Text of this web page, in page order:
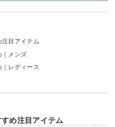
目アイテム
｜メンズ
レディース
め注目アイテム